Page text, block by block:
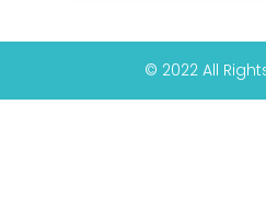
© 2022 All